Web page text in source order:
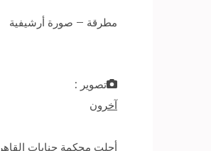
مطرقة – صورة أرشيفية
تصوير :
آخرون